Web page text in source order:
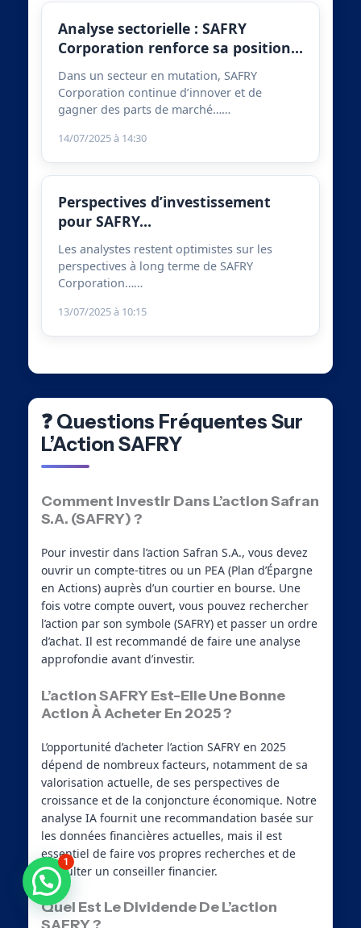
Analyse sectorielle : SAFRY
Corporation renforce sa position…
Dans un secteur en mutation, SAFRY
Corporation continue d’innover et de
gagner des parts de marché……
14/07/2025 à 14:30
Perspectives d’investissement
pour SAFRY…
Les analystes restent optimistes sur les
perspectives à long terme de SAFRY
Corporation……
13/07/2025 à 10:15
❓ Questions Fréquentes Sur
L’Action SAFRY
Comment Investir Dans L’action Safran
S.A. (SAFRY) ?
Pour investir dans l’action Safran S.A., vous devez
ouvrir un compte-titres ou un PEA (Plan d’Épargne
en Actions) auprès d’un courtier en bourse. Une
fois votre compte ouvert, vous pouvez rechercher
l’action par son symbole (SAFRY) et passer un ordre
d’achat. Il est recommandé de faire une analyse
approfondie avant d’investir.
L’action SAFRY Est-Elle Une Bonne
Action À Acheter En 2025 ?
L’opportunité d’acheter l’action SAFRY en 2025
dépend de nombreux facteurs, notamment de sa
valorisation actuelle, de ses perspectives de
croissance et de la conjoncture économique. Notre
analyse IA fournit une recommandation basée sur
les données financières actuelles, mais il est
essentiel de faire vos propres recherches et de
consulter un conseiller financier.
Quel Est Le Dividende De L’action
Besoin d'aide ?
1